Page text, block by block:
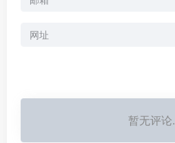
暂无评论